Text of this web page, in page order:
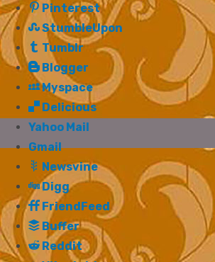
Pinterest
StumbleUpon
Tumblr
Blogger
Myspace
Delicious
Yahoo Mail
Gmail
Newsvine
Digg
FriendFeed
Buffer
Reddit